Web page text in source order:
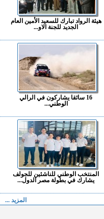
هيئة الرواد تبارك للسعيد الأمين العام
الجديد للجنة الاو...
16 سائقا يشاركون في الرالي
الوطني...
المنتخب الوطني للناشئين للجولف
يشارك في بطولة مصر الدول...
المزيد ...